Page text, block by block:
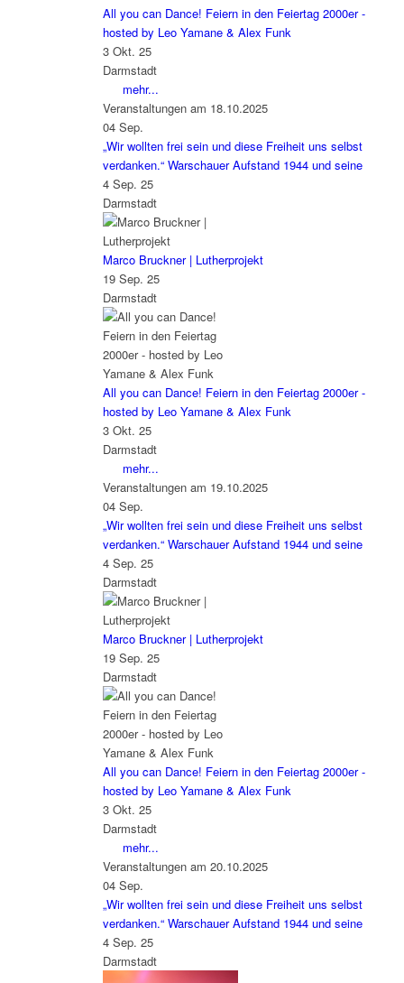
All you can Dance! Feiern in den Feiertag 2000er -
hosted by Leo Yamane & Alex Funk
3 Okt. 25
Darmstadt
mehr...
Veranstaltungen am 18.10.2025
04 Sep.
„Wir wollten frei sein und diese Freiheit uns selbst
verdanken.“ Warschauer Aufstand 1944 und seine
4 Sep. 25
Darmstadt
Marco Bruckner | Lutherprojekt
19 Sep. 25
Darmstadt
All you can Dance! Feiern in den Feiertag 2000er -
hosted by Leo Yamane & Alex Funk
3 Okt. 25
Darmstadt
mehr...
Veranstaltungen am 19.10.2025
04 Sep.
„Wir wollten frei sein und diese Freiheit uns selbst
verdanken.“ Warschauer Aufstand 1944 und seine
4 Sep. 25
Darmstadt
Marco Bruckner | Lutherprojekt
19 Sep. 25
Darmstadt
All you can Dance! Feiern in den Feiertag 2000er -
hosted by Leo Yamane & Alex Funk
3 Okt. 25
Darmstadt
mehr...
Veranstaltungen am 20.10.2025
04 Sep.
„Wir wollten frei sein und diese Freiheit uns selbst
verdanken.“ Warschauer Aufstand 1944 und seine
4 Sep. 25
Darmstadt